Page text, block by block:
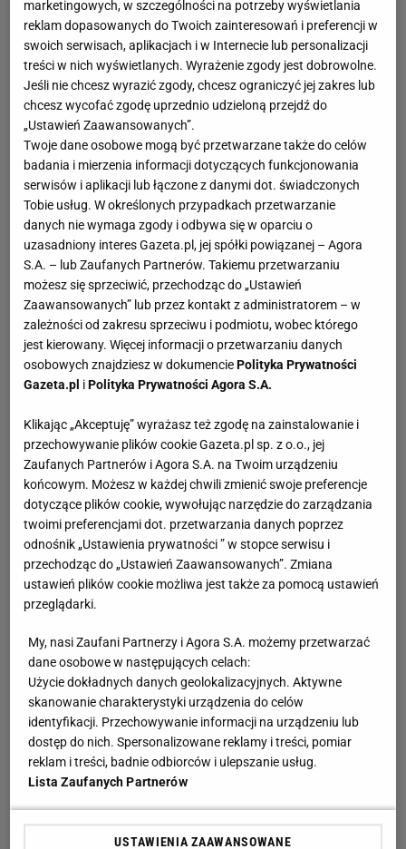
Dom jednorodzinny: jaki najlepszy?
Decydując się na budowę domu jednorodzinnego i
wybierając projekt domu jednorodzinnego na samym
początku trzeba zdecydować, jaki dom jednorodzinny
najbardziej wam odpowiada. Nowoczesne domy
jednorodzinne to często domy jednorodzinne parterowe i
właśnie takie zyskują rzesze zwolenników.
Tradycjonaliści wciąż stawiają na projekty domów
jednorodzinnych z poddaszem, które mają swoje zalety.
W naszych artykułach znajdziecie cenne informacje
dotyczące różnych projektów domów jednorodzinnych,
dzięki którym łatwiej będzie wam podjąć decyzję o
wyborze projektu domu jednorodzinnego.
Dom jednorodzinny: koszty budowy
wymagająca dobrze zaplanowanego budżetu. W dziale
Dom jednorodzinny znajdziecie różne przydatne
informacje dotyczące kosztów budowy domu
jednorodzinnego. Zamieszczamy przykładowe projekty
domów jednorodzinnych z kosztorysami, które dadzą
wam obraz tego, jak mogą wyglądać koszty budowy
domu jednorodzinnego. Ponadto, dowiecie się co zrobić,
aby zmniejszyć koszt budowy domu jednorodzinnego, nie
tracąc przy tym na jakości budynku.
Dom jednorodzinny: przykładowe domy
Na naszej stronie można znaleźć także przykładowe
domy jednorodzinne, zrealizowane z różnych projektów
domów jednorodzinnych. Wśród nich można zobaczyć
projekty domów jednorodzinnych nad jeziorem oraz w
innych malowniczych miejscach. Zamieszczane tu
inspiracją, bardzo przydatną podczas tworzenia projektu
marketingowych, w szczególności na potrzeby wyświetlania
reklam dopasowanych do Twoich zainteresowań i preferencji w
swoich serwisach, aplikacjach i w Internecie lub personalizacji
treści w nich wyświetlanych. Wyrażenie zgody jest dobrowolne.
Jeśli nie chcesz wyrazić zgody, chcesz ograniczyć jej zakres lub
chcesz wycofać zgodę uprzednio udzieloną przejdź do
„Ustawień Zaawansowanych”.
Twoje dane osobowe mogą być przetwarzane także do celów
badania i mierzenia informacji dotyczących funkcjonowania
serwisów i aplikacji lub łączone z danymi dot. świadczonych
Tobie usług. W określonych przypadkach przetwarzanie
danych nie wymaga zgody i odbywa się w oparciu o
uzasadniony interes Gazeta.pl, jej spółki powiązanej – Agora
S.A. – lub Zaufanych Partnerów. Takiemu przetwarzaniu
możesz się sprzeciwić, przechodząc do „Ustawień
Zaawansowanych” lub przez kontakt z administratorem – w
zależności od zakresu sprzeciwu i podmiotu, wobec którego
jest kierowany. Więcej informacji o przetwarzaniu danych
osobowych znajdziesz w dokumenciePolityka Prywatności
Gazeta.pl iPolityka Prywatności Agora S.A.
Klikając „Akceptuję” wyrażasz też zgodę na zainstalowanie i
przechowywanie plików cookie Gazeta.pl sp. z o.o., jej
Zaufanych Partnerów i Agora S.A. na Twoim urządzeniu
końcowym. Możesz w każdej chwili zmienić swoje preferencje
dotyczące plików cookie, wywołując narzędzie do zarządzania
twoimi preferencjami dot. przetwarzania danych poprzez
odnośnik „Ustawienia prywatności ” w stopce serwisu i
przechodząc do „Ustawień Zaawansowanych”. Zmiana
ustawień plików cookie możliwa jest także za pomocą ustawień
przeglądarki.
My, nasi Zaufani Partnerzy i Agora S.A. możemy przetwarzać
dane osobowe w następujących celach:
Użycie dokładnych danych geolokalizacyjnych. Aktywne
skanowanie charakterystyki urządzenia do celów
identyfikacji. Przechowywanie informacji na urządzeniu lub
dostęp do nich. Spersonalizowane reklamy i treści, pomiar
reklam i treści, badnie odbiorców i ulepszanie usług.
Lista Zaufanych Partnerów
USTAWIENIA ZAAWANSOWANE